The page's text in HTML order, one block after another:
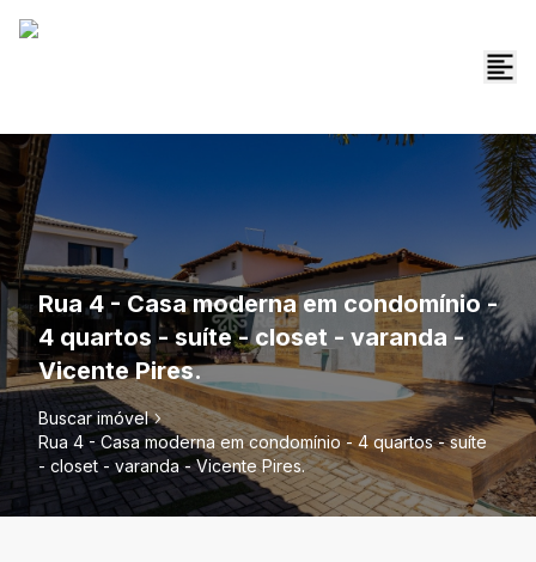
Rua 4 - Casa moderna em condomínio -
4 quartos - suíte - closet - varanda -
Vicente Pires.
Buscar imóvel
Rua 4 - Casa moderna em condomínio - 4 quartos - suíte
- closet - varanda - Vicente Pires.